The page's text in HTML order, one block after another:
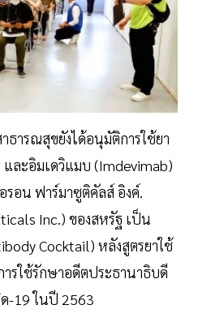
ารณสุขยังได้อนุมัติการใช้ยา
ละอิมเดวิแมบ (Imdevimab)
อน ฟาร์มาซูติคัลส์ อิงค์.
Inc.) ของสหรัฐ เป็น
Cocktail) หลังสูตรยาใช้
ารใช้รักษาอดีตประธานาธิบดี
-19 ในปี 2563